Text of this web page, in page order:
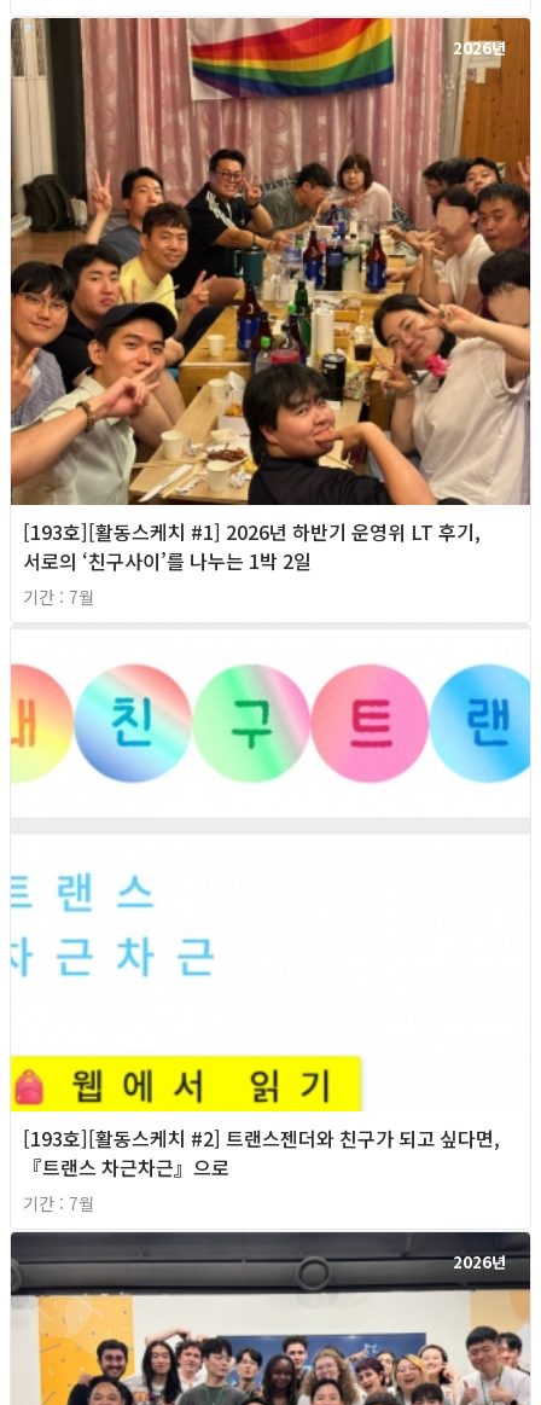
2026년
[193호][활동스케치 #1] 2026년 하반기 운영위 LT 후기,
서로의 ‘친구사이’를 나누는 1박 2일
기간 : 7월
[193호][활동스케치 #2] 트랜스젠더와 친구가 되고 싶다면,
『트랜스 차근차근』으로
기간 : 7월
2026년